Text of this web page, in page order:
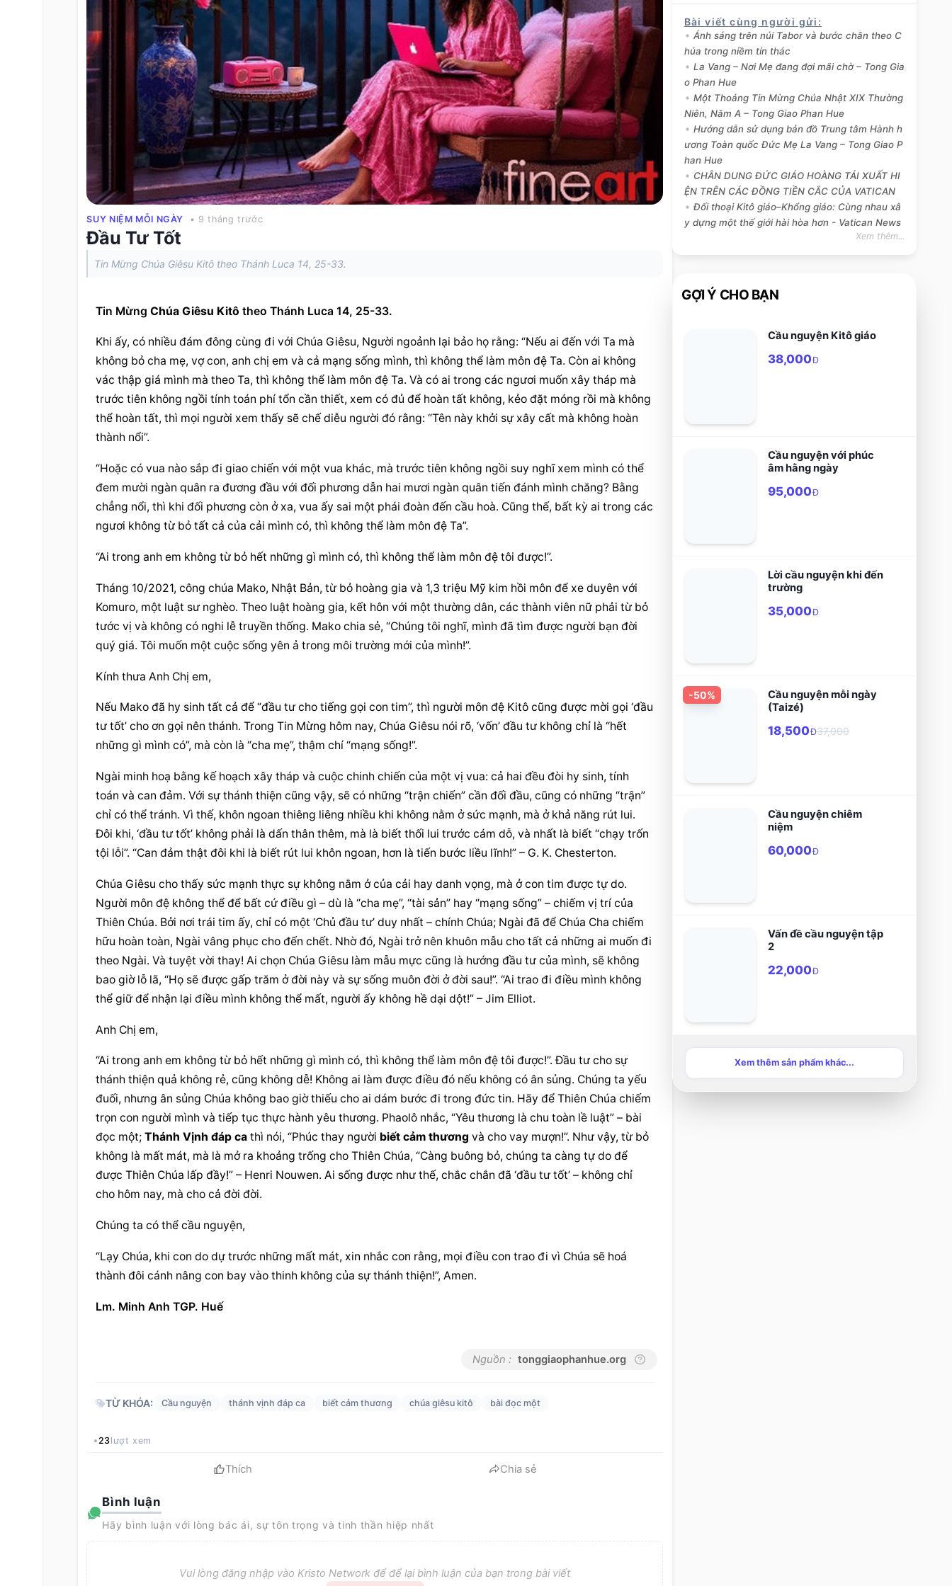
SUY NIỆM MỖI NGÀY • 9 tháng trước
Đầu Tư Tốt
Tin Mừng Chúa Giêsu Kitô theo Thánh Luca 14, 25-33.
Tin Mừng Chúa Giêsu Kitô theo Thánh Luca 14, 25-33.
Khi ấy, có nhiều đám đông cùng đi với Chúa Giêsu, Người ngoảnh lại bảo họ rằng: “Nếu ai đến với Ta mà
không bỏ cha mẹ, vợ con, anh chị em và cả mạng sống mình, thì không thể làm môn đệ Ta. Còn ai không
vác thập giá mình mà theo Ta, thì không thể làm môn đệ Ta. Và có ai trong các ngươi muốn xây tháp mà
trước tiên không ngồi tính toán phí tổn cần thiết, xem có đủ để hoàn tất không, kẻo đặt móng rồi mà không
thể hoàn tất, thì mọi người xem thấy sẽ chế diễu người đó rằng: “Tên này khởi sự xây cất mà không hoàn
thành nổi”.
“Hoặc có vua nào sắp đi giao chiến với một vua khác, mà trước tiên không ngồi suy nghĩ xem mình có thể
đem mười ngàn quân ra đương đầu với đối phương dẫn hai mươi ngàn quân tiến đánh mình chăng? Bằng
chẳng nổi, thì khi đối phương còn ở xa, vua ấy sai một phái đoàn đến cầu hoà. Cũng thế, bất kỳ ai trong các
ngươi không từ bỏ tất cả của cải mình có, thì không thể làm môn đệ Ta”.
“Ai trong anh em không từ bỏ hết những gì mình có, thì không thể làm môn đệ tôi được!”.
Tháng 10/2021, công chúa Mako, Nhật Bản, từ bỏ hoàng gia và 1,3 triệu Mỹ kim hồi môn để xe duyên với
Komuro, một luật sư nghèo. Theo luật hoàng gia, kết hôn với một thường dân, các thành viên nữ phải từ bỏ
tước vị và không có nghi lễ truyền thống. Mako chia sẻ, “Chúng tôi nghĩ, mình đã tìm được người bạn đời
quý giá. Tôi muốn một cuộc sống yên ả trong môi trường mới của mình!”.
Kính thưa Anh Chị em,
Nếu Mako đã hy sinh tất cả để “đầu tư cho tiếng gọi con tim”, thì người môn đệ Kitô cũng được mời gọi ‘đầu
tư tốt’ cho ơn gọi nên thánh. Trong Tin Mừng hôm nay, Chúa Giêsu nói rõ, ‘vốn’ đầu tư không chỉ là “hết
những gì mình có”, mà còn là “cha mẹ”, thậm chí “mạng sống!”.
Ngài minh hoạ bằng kế hoạch xây tháp và cuộc chinh chiến của một vị vua: cả hai đều đòi hy sinh, tính
toán và can đảm. Với sự thánh thiện cũng vậy, sẽ có những “trận chiến” cần đối đầu, cũng có những “trận”
chỉ có thể tránh. Vì thế, khôn ngoan thiêng liêng nhiều khi không nằm ở sức mạnh, mà ở khả năng rút lui.
Đôi khi, ‘đầu tư tốt’ không phải là dấn thân thêm, mà là biết thối lui trước cám dỗ, và nhất là biết “chạy trốn
tội lỗi”. “Can đảm thật đôi khi là biết rút lui khôn ngoan, hơn là tiến bước liều lĩnh!” – G. K. Chesterton.
Chúa Giêsu cho thấy sức mạnh thực sự không nằm ở của cải hay danh vọng, mà ở con tim được tự do.
Người môn đệ không thể để bất cứ điều gì – dù là “cha mẹ”, “tài sản” hay “mạng sống” – chiếm vị trí của
Thiên Chúa. Bởi nơi trái tim ấy, chỉ có một ‘Chủ đầu tư’ duy nhất – chính Chúa; Ngài đã để Chúa Cha chiếm
hữu hoàn toàn, Ngài vâng phục cho đến chết. Nhờ đó, Ngài trở nên khuôn mẫu cho tất cả những ai muốn đi
theo Ngài. Và tuyệt vời thay! Ai chọn Chúa Giêsu làm mẫu mực cũng là hướng đầu tư của mình, sẽ không
bao giờ lỗ lã, “Họ sẽ được gấp trăm ở đời này và sự sống muôn đời ở đời sau!”. “Ai trao đi điều mình không
thể giữ để nhận lại điều mình không thể mất, người ấy không hề dại dột!” – Jim Elliot.
Anh Chị em,
“Ai trong anh em không từ bỏ hết những gì mình có, thì không thể làm môn đệ tôi được!”. Đầu tư cho sự
thánh thiện quả không rẻ, cũng không dễ! Không ai làm được điều đó nếu không có ân sủng. Chúng ta yếu
đuối, nhưng ân sủng Chúa không bao giờ thiếu cho ai dám bước đi trong đức tin. Hãy để Thiên Chúa chiếm
trọn con người mình và tiếp tục thực hành yêu thương. Phaolô nhắc, “Yêu thương là chu toàn lề luật” – bài
đọc một; Thánh Vịnh đáp ca thì nói, “Phúc thay người biết cảm thương và cho vay mượn!”. Như vậy, từ bỏ
không là mất mát, mà là mở ra khoảng trống cho Thiên Chúa, “Càng buông bỏ, chúng ta càng tự do để
được Thiên Chúa lấp đầy!” – Henri Nouwen. Ai sống được như thế, chắc chắn đã ‘đầu tư tốt’ – không chỉ
cho hôm nay, mà cho cả đời đời.
Chúng ta có thể cầu nguyện,
“Lạy Chúa, khi con do dự trước những mất mát, xin nhắc con rằng, mọi điều con trao đi vì Chúa sẽ hoá
thành đôi cánh nâng con bay vào thinh không của sự thánh thiện!”, Amen.
Lm. Minh Anh TGP. Huế
Nguồn : tonggiaophanhue.org
TỪ KHÓA: Cầu nguyện thánh vịnh đáp ca biết cảm thương chúa giêsu kitô bài đọc một
23lượt xem
Thích Chia sẻ
Bình luận
Hãy bình luận với lòng bác ái, sự tôn trọng và tinh thần hiệp nhất
Vui lòng đăng nhập vào Kristo Network để để lại bình luận của bạn trong bài viết
Bài viết cùng người gửi :
Ánh sáng trên núi Tabor và bước chân theo C
húa trong niềm tín thác
La Vang – Nơi Mẹ đang đợi mãi chờ – Tong Gia
o Phan Hue
Một Thoáng Tin Mừng Chúa Nhật XIX Thường
Niên, Năm A – Tong Giao Phan Hue
Hướng dẫn sử dụng bản đồ Trung tâm Hành h
ương Toàn quốc Đức Mẹ La Vang – Tong Giao P
han Hue
CHÂN DUNG ĐỨC GIÁO HOÀNG TÁI XUẤT HI
ỆN TRÊN CÁC ĐỒNG TIỀN CẮC CỦA VATICAN
Đối thoại Kitô giáo–Khổng giáo: Cùng nhau xâ
y dựng một thế giới hài hòa hơn - Vatican News
Xem thêm...
GỢI Ý CHO BẠN
Cầu nguyện Kitô giáo
38,000Đ
Cầu nguyện với phúc
âm hằng ngày
95,000Đ
Lời cầu nguyện khi đến
trường
35,000Đ
-50%
Cầu nguyện mỗi ngày
(Taizé)
18,500Đ37,000
Cầu nguyện chiêm
niệm
60,000Đ
Vấn đề cầu nguyện tập
2
22,000Đ
Xem thêm sản phẩm khác...